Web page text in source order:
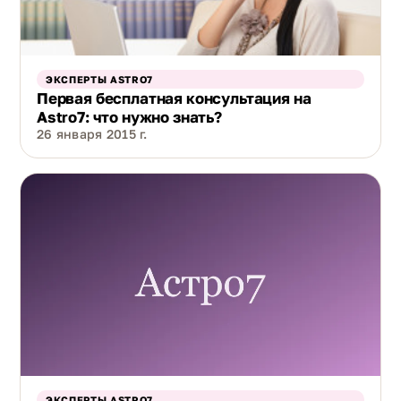
ЭКСПЕРТЫ ASTRO7
Первая бесплатная консультация на
Astro7: что нужно знать?
26 января 2015 г.